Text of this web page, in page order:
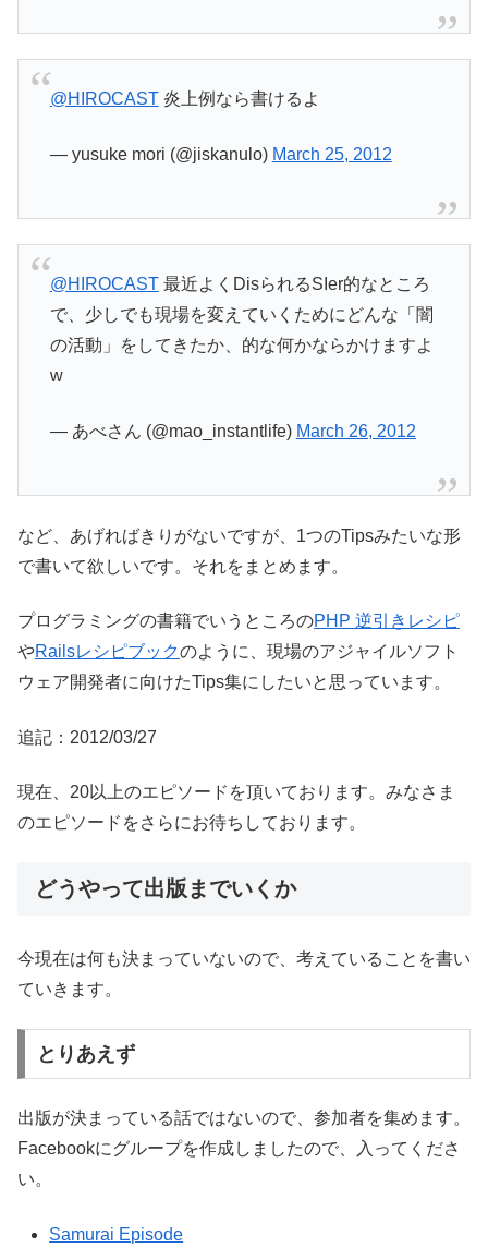
@HIROCAST炎上例なら書けるよ
— yusuke mori (@jiskanulo) March 25, 2012
@HIROCAST最近よくDisられるSIer的なところ
で、少しでも現場を変えていくためにどんな「闇
の活動」をしてきたか、的な何かならかけますよ
w
— あべさん (@mao_instantlife) March 26, 2012
など、あげればきりがないですが、1つのTipsみたいな形
で書いて欲しいです。それをまとめます。
プログラミングの書籍でいうところのPHP 逆引きレシピ
やRailsレシピブックのように、現場のアジャイルソフト
ウェア開発者に向けたTips集にしたいと思っています。
追記：2012/03/27
現在、20以上のエピソードを頂いております。みなさま
のエピソードをさらにお待ちしております。
どうやって出版までいくか
今現在は何も決まっていないので、考えていることを書い
ていきます。
とりあえず
出版が決まっている話ではないので、参加者を集めます。
Facebookにグループを作成しましたので、入ってくださ
い。
Samurai Episode